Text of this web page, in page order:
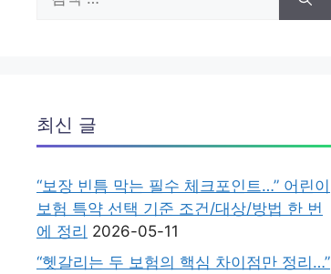
색:
최신 글
“보장 빈틈 막는 필수 체크포인트…” 어린이
보험 특약 선택 기준 조건/대상/방법 한 번
에 정리 2026-05-11
“헷갈리는 두 보험의 핵심 차이점만 정리…”